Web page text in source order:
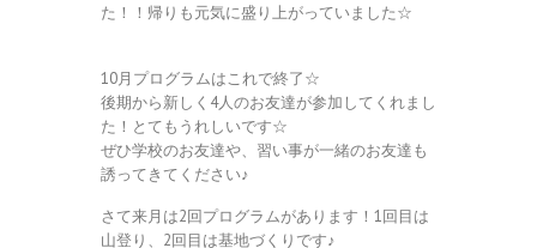
た！！帰りも元気に盛り上がっていました☆
10月プログラムはこれで終了☆
後期から新しく4人のお友達が参加してくれまし
た！とてもうれしいです☆
ぜひ学校のお友達や、習い事が一緒のお友達も
誘ってきてください♪
さて来月は2回プログラムがあります！1回目は
山登り、2回目は基地づくりです♪